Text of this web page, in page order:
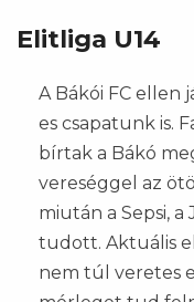
Elitliga U14
A Bákói FC ellen
es csapatunk is.
bírtak a Bákó
vereséggel az
miután a Sepsi, a
tudott. Aktuális
nem túl veretes